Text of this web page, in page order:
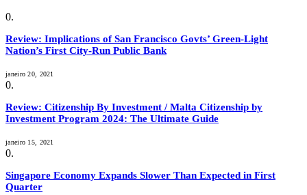
Review: Implications of San Francisco Govts’ Green-Light
Nation’s First City-Run Public Bank
janeiro 20, 2021
Review: Citizenship By Investment / Malta Citizenship by
Investment Program 2024: The Ultimate Guide
janeiro 15, 2021
Singapore Economy Expands Slower Than Expected in First
Quarter